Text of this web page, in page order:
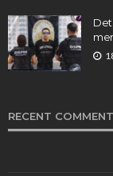
RECENT